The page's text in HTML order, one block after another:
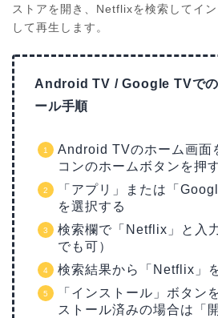
ストアを開き、Netflixを検索してイ
して再生します。
Android TV / Google TVで
ール手順
Android TVのホーム画面
コンのホームボタンを押す
「アプリ」または「
を選択する
検索欄で「Netflix」と入
でも可）
検索結果から「Netflix」
「インストール」ボタン
ストール済みの場合は「